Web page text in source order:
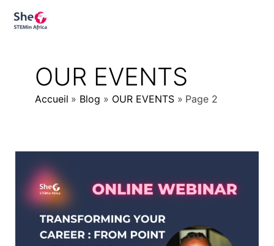
OUR EVENTS
Accueil Blog OUR EVENTS Page 2
Transformer
carrière